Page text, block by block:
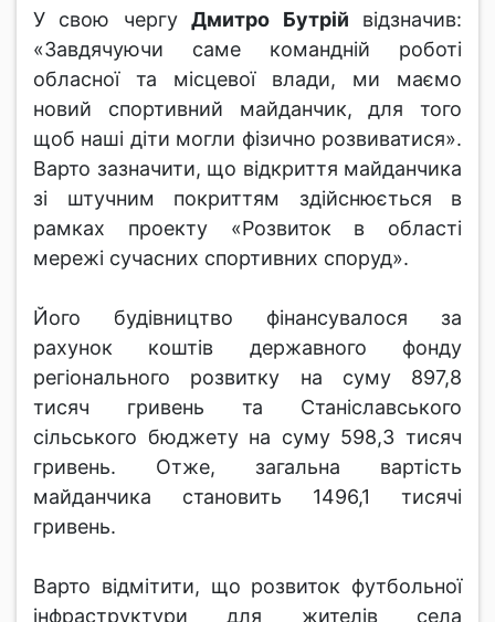
У свою чергуДмитро Бутрій відзначив:
«Завдячуючи саме командній роботі
обласної та місцевої влади, ми маємо
новий спортивний майданчик, для того
щоб наші діти могли фізично розвиватися».
Варто зазначити, що відкриття майданчика
зі штучним покриттям здійснюється в
рамках проекту «Розвиток в області
мережі сучасних спортивних споруд».
Його будівництво фінансувалося за
рахунок коштів державного фонду
регіонального розвитку на суму 897,8
тисяч гривень та Станіславського
сільського бюджету на суму 598,3 тисяч
гривень. Отже, загальна вартість
майданчика становить 1496,1 тисячі
гривень.
Варто відмітити, що розвиток футбольної
інфраструктури для жителів села